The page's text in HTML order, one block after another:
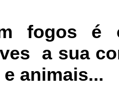
fogos é
a sua
animais...